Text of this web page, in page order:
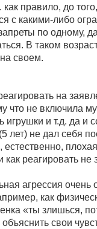
как правило, до
с какими-либо
по одному,
В таком
своем.
на
что не включила
игрушки и т.д. да и
лет) не дал себя
реагировать не
агрессия очень
как
«ты злишься,
свои